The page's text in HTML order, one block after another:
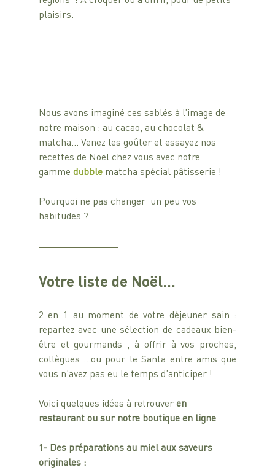
plaisirs.
Nous avons imaginé ces sablés à l’image de
notre maison : au cacao, au chocolat &
matcha… Venez les goûter et essayez nos
recettes de Noël chez vous avec notre
gamme dubble matcha spécial pâtisserie !
Pourquoi ne pas changer  un peu vos
habitudes ?
Votre liste de Noël…
2 en 1 au moment de votre déjeuner sain :
repartez avec une sélection de cadeaux bien-
être et gourmands , à offrir à vos proches,
collègues …ou pour le Santa entre amis que
vous n’avez pas eu le temps d’anticiper !
Voici quelques idées à retrouver en
restaurant ou sur notre boutique en ligne :
1- Des préparations au miel aux saveurs
originales :